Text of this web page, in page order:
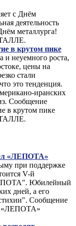
с Днём
деятельность
металлурга!
в крутом пике
и неуемного роста,
цены на
стали
это тенденция.
иранских
Сообщение
в крутом пике
«ЛЕПОТА»
при поддержке
V-й
Юбилейный
дней, а его
Сообщение
«ЛЕПОТА»